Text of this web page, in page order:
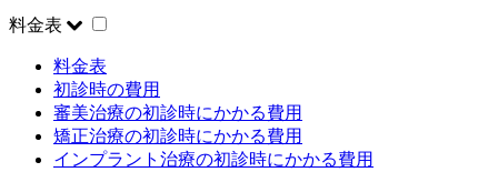
料金表
料金表
初診時の費用
審美治療の初診時にかかる費用
矯正治療の初診時にかかる費用
インプラント治療の初診時にかかる費用